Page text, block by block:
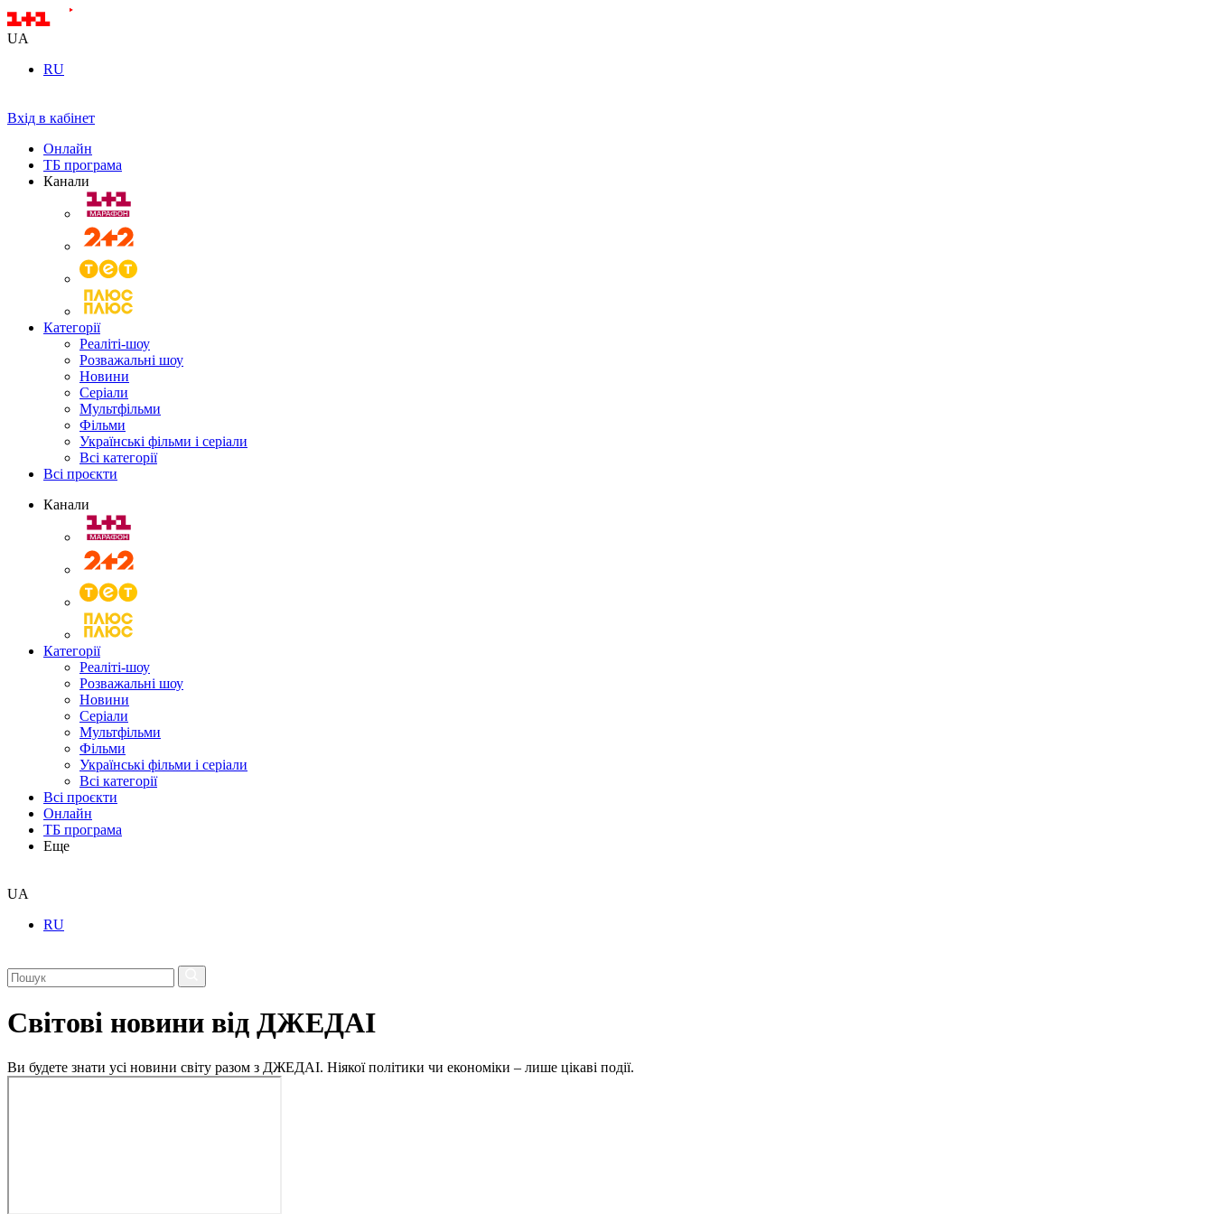
UA
RU
Вхід в кабінет
Онлайн
ТБ програма
Канали
Категорії
Реаліті-шоу
Розважальні шоу
Новини
Серіали
Мультфільми
Фільми
Українські фільми і серіали
Всі категорії
Всі проєкти
Канали
Категорії
Реаліті-шоу
Розважальні шоу
Новини
Серіали
Мультфільми
Фільми
Українські фільми і серіали
Всі категорії
Всі проєкти
Онлайн
ТБ програма
Еще
UA
RU
Світові новини від ДЖЕДАІ
Ви будете знати усі новини світу разом з ДЖЕДАІ. Ніякої політики чи економіки – лише цікаві події.